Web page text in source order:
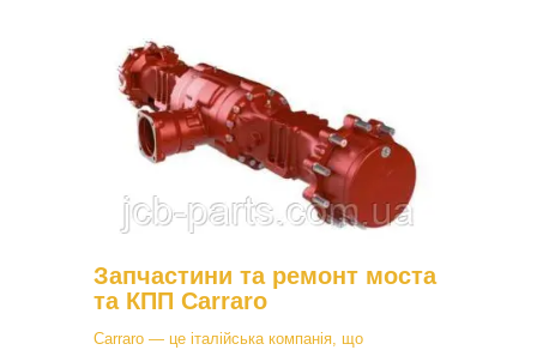
Запчастини та ремонт моста
та КПП Carraro
Carraro — це італійська компанія, що